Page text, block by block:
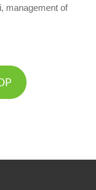
management of